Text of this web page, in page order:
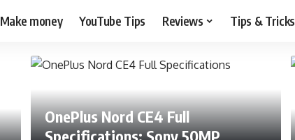
Make money YouTube Tips Reviews Tips & Tricks
OnePlus Nord CE4 Full
Specifications: Sony 50MP